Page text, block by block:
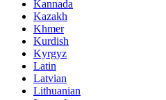
Kannada
Kazakh
Khmer
Kurdish
Kyrgyz
Latin
Latvian
Lithuanian